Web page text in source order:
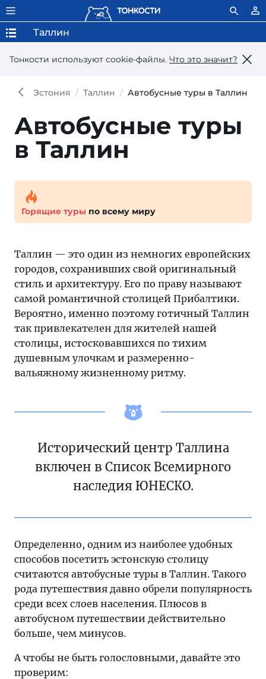
Тонкости используют сookie-файлы. Что это значит?
Таллин
Эстония Таллин Автобусные туры в Таллин
Автобусные туры
в Таллин
Горящие туры по всему миру
Таллин — это один из немногих европейских
городов, сохранивших свой оригинальный
стиль и архитектуру. Его по праву называют
самой романтичной столицей Прибалтики.
Вероятно, именно поэтому готичный Таллин
так привлекателен для жителей нашей
столицы, истосковавшихся по тихим
душевным улочкам и размеренно-
вальяжному жизненному ритму.
Исторический центр Таллина
включен в Список Всемирного
наследия ЮНЕСКО.
Определенно, одним из наиболее удобных
способов посетить эстонскую столицу
считаются автобусные туры в Таллин. Такого
рода путешествия давно обрели популярность
среди всех слоев населения. Плюсов в
автобусном путешествии действительно
больше, чем минусов.
А чтобы не быть голословными, давайте это
проверим: